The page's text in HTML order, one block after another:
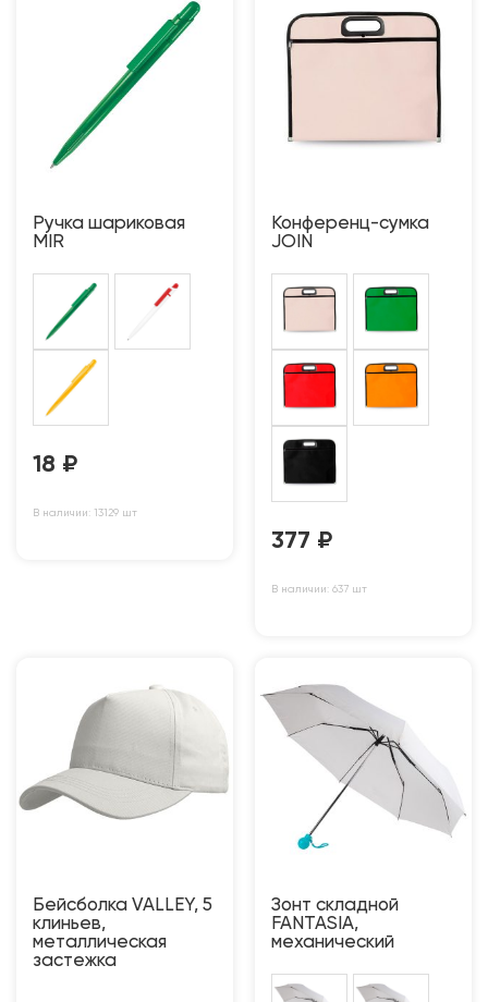
Ручка шариковая
MIR
18 ₽
В наличии: 13129 шт
Конференц-сумка
JOIN
377 ₽
В наличии: 637 шт
Бейсболка VALLEY, 5
клиньев,
металлическая
застежка
Зонт складной
FANTASIA,
механический